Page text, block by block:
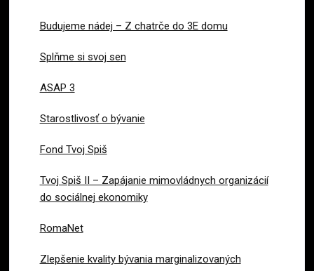
Budujeme nádej – Z chatrče do 3E domu
Splňme si svoj sen
ASAP 3
Starostlivosť o bývanie
Fond Tvoj Spiš
Tvoj Spiš II – Zapájanie mimovládnych organizácií
do sociálnej ekonomiky
RomaNet
Zlepšenie kvality bývania marginalizovaných